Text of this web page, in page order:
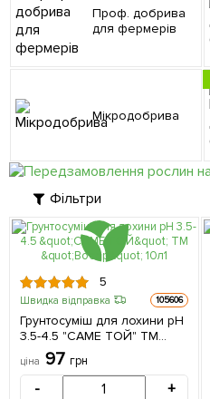
Проф. добрива
для фермерів
Мікродобрива
Фільтри
5
Швидка відправка 105606
Грунтосуміш для лохини pH
3.5-4.5 "САМЕ ТОЙ" ТМ
"Восор" 10л
ціна 97 грн
- +